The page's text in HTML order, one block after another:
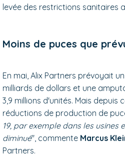
levée des restrictions sanitaires
Moins de puces que
En mai, Alix Partners prévoyait
milliards de dollars et une
3,9 millions d'unités. Mais depuis
réductions de production de
19, par exemple dans les usines
diminué", commente Marcus
Partners.